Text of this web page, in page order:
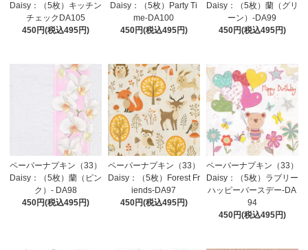
Daisy：（5枚）キッチン
チェックDA105
450円(税込495円)
Daisy：（5枚）Party Ti
me-DA100
450円(税込495円)
Daisy：（5枚）蘭（グリ
ーン）-DA99
450円(税込495円)
ペーパーナプキン（33）
Daisy：（5枚）蘭（ピン
ク）- DA98
450円(税込495円)
ペーパーナプキン（33）
Daisy：（5枚）Forest Fr
iends-DA97
450円(税込495円)
ペーパーナプキン（33）
Daisy：（5枚）ラブリー
ハッピーバースデー-DA
94
450円(税込495円)